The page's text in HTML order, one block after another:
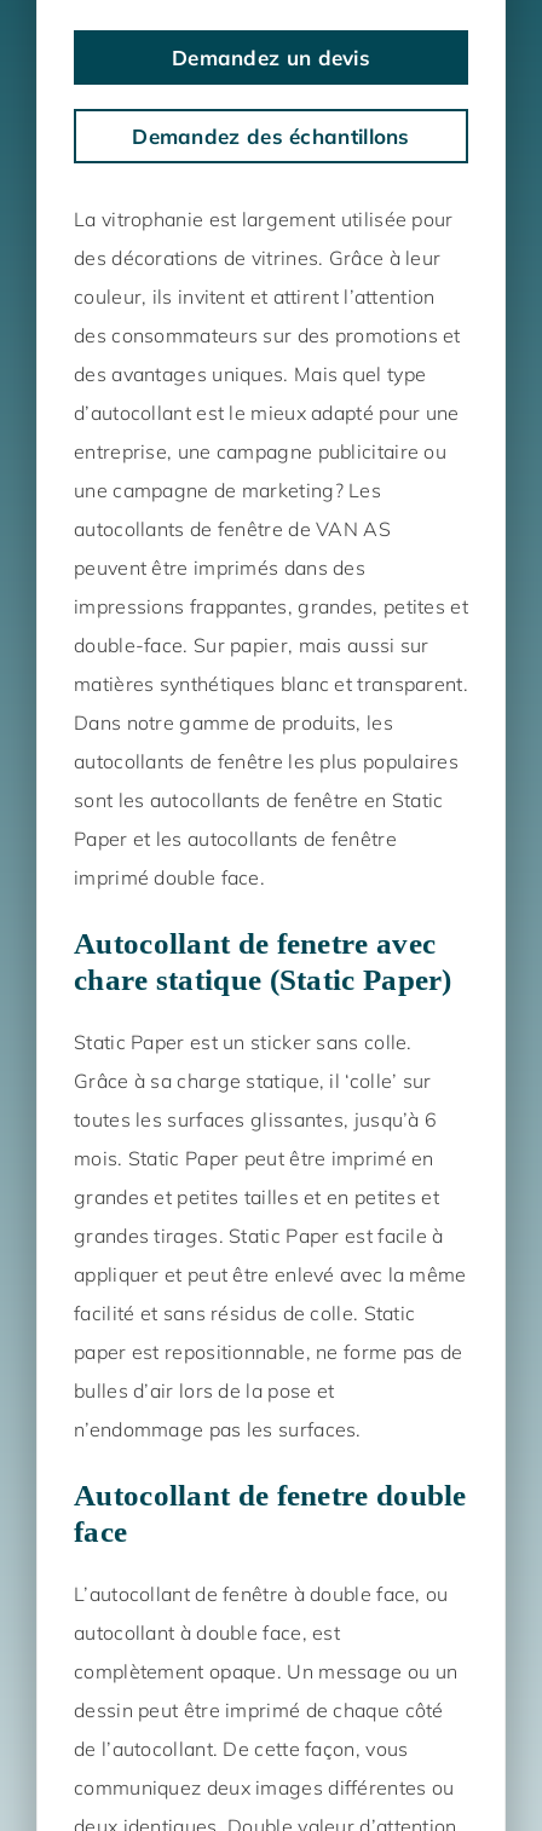
Demandez un devis
Demandez des échantillons
La vitrophanie est largement utilisée pour
des décorations de vitrines. Grâce à leur
couleur, ils invitent et attirent l’attention
des consommateurs sur des promotions et
des avantages uniques. Mais quel type
d’autocollant est le mieux adapté pour une
entreprise, une campagne publicitaire ou
une campagne de marketing? Les
autocollants de fenêtre de VAN AS
peuvent être imprimés dans des
impressions frappantes, grandes, petites et
double-face. Sur papier, mais aussi sur
matières synthétiques blanc et transparent.
Dans notre gamme de produits, les
autocollants de fenêtre les plus populaires
sont les autocollants de fenêtre en Static
Paper et les autocollants de fenêtre
imprimé double face.
Autocollant de fenetre avec
chare statique (Static Paper)
Static Paper est un sticker sans colle.
Grâce à sa charge statique, il ‘colle’ sur
toutes les surfaces glissantes, jusqu’à 6
mois. Static Paper peut être imprimé en
grandes et petites tailles et en petites et
grandes tirages. Static Paper est facile à
appliquer et peut être enlevé avec la même
facilité et sans résidus de colle. Static
paper est repositionnable, ne forme pas de
bulles d’air lors de la pose et
n’endommage pas les surfaces.
Autocollant de fenetre double
face
L’autocollant de fenêtre à double face, ou
autocollant à double face, est
complètement opaque. Un message ou un
dessin peut être imprimé de chaque côté
de l’autocollant. De cette façon, vous
communiquez deux images différentes ou